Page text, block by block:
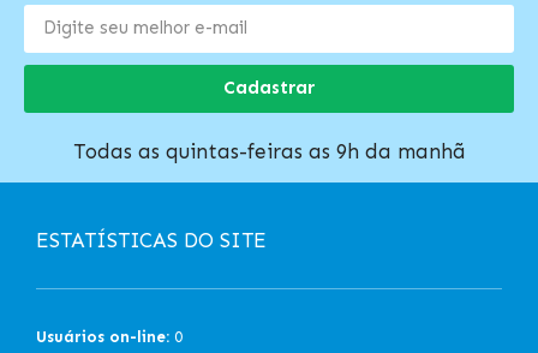
Cadastrar
Todas as quintas-feiras as 9h da manhã
ESTATÍSTICAS DO SITE
Usuários on-line: 0